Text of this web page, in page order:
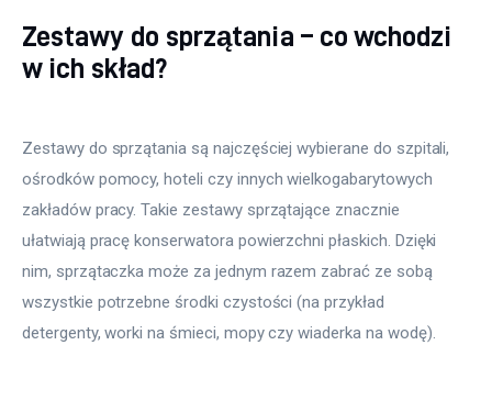
Zestawy do sprzątania – co wchodzi
w ich skład?
Zestawy do sprzątania są najczęściej wybierane do szpitali,
ośrodków pomocy, hoteli czy innych wielkogabarytowych
zakładów pracy. Takie zestawy sprzątające znacznie
ułatwiają pracę konserwatora powierzchni płaskich. Dzięki
nim, sprzątaczka może za jednym razem zabrać ze sobą
wszystkie potrzebne środki czystości (na przykład
detergenty, worki na śmieci, mopy czy wiaderka na wodę).